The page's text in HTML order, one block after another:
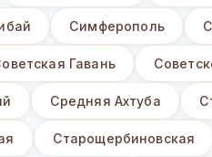
Симферополь
Гавань
Средняя Ахтуба
Старощербиновская